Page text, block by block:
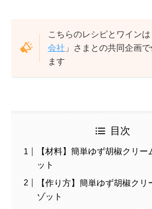
こちらのレシピとワインは
会社 」さまとの共同企画
ます
目次
【材料】簡単ゆず胡椒クリー
ット
【作り方】簡単ゆず胡椒クリ
ゾット